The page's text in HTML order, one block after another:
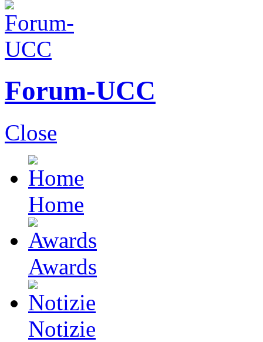
Forum-UCC
Close
Home
Awards
Notizie